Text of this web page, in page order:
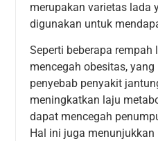
merupakan varietas lada
digunakan untuk
Seperti beberapa
mencegah obesitas,
penyebab penyakit
meningkatkan laju
dapat mencegah
Hal ini juga